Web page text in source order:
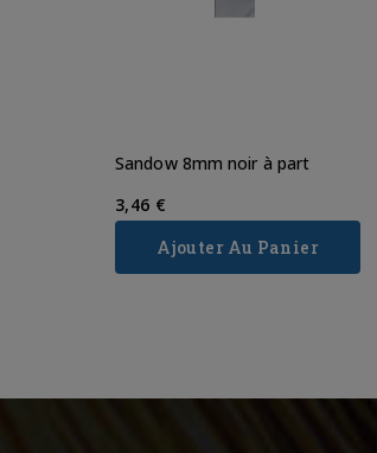
Sandow 8mm noir à part
3,46 €
Ajouter Au Panier